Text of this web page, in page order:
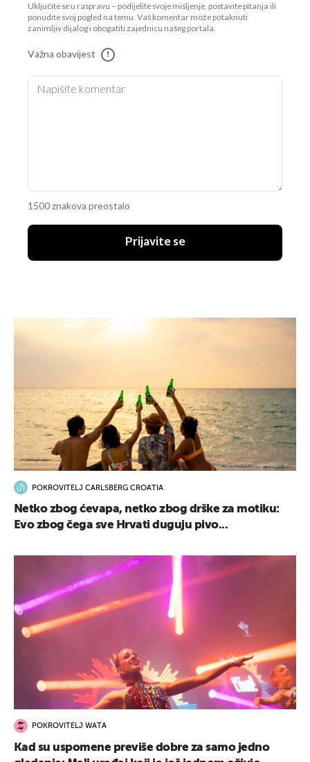
Uključite se u raspravu – podijelite svoje mišljenje, postavite pitanja ili
ponudite svoj pogled na temu. Vaš komentar može potaknuti
zanimljiv dijalog i obogatiti zajednicu našeg portala.
Važna obavijest !
1500 znakova preostalo
Prijavite se
POKROVITELJ CARLSBERG CROATIA
Netko zbog ćevapa, netko zbog drške za motiku:
Evo zbog čega sve Hrvati duguju pivo...
POKROVITELJ WATA
Kad su uspomene previše dobre za samo jedno